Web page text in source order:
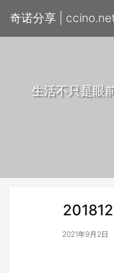
奇诺分享 |
生活不只是眼
2021年9月2日